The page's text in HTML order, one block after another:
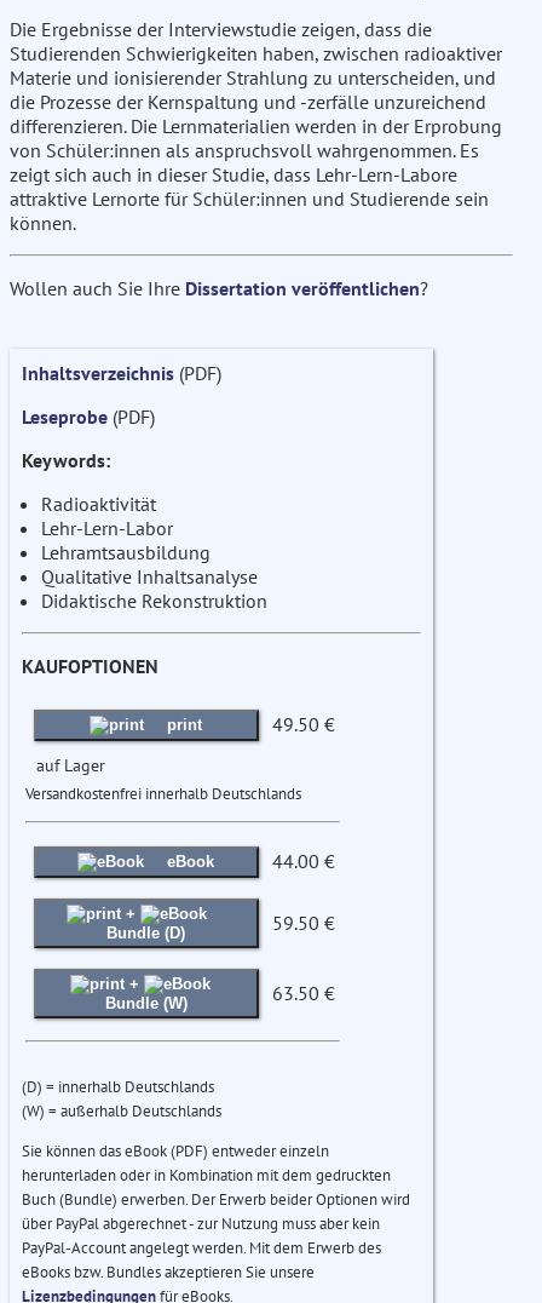
Die Ergebnisse der Interviewstudie zeigen, dass die
Studierenden Schwierigkeiten haben, zwischen radioaktiver
Materie und ionisierender Strahlung zu unterscheiden, und
die Prozesse der Kernspaltung und -zerfälle unzureichend
differenzieren. Die Lernmaterialien werden in der Erprobung
von Schüler:innen als anspruchsvoll wahrgenommen. Es
zeigt sich auch in dieser Studie, dass Lehr-Lern-Labore
attraktive Lernorte für Schüler:innen und Studierende sein
können.
Wollen auch Sie Ihre Dissertation veröffentlichen?
Inhaltsverzeichnis (PDF)
Leseprobe (PDF)
Keywords:
Radioaktivität
Lehr-Lern-Labor
Lehramtsausbildung
Qualitative Inhaltsanalyse
Didaktische Rekonstruktion
KAUFOPTIONEN
print 49.50 €
auf Lager
Versandkostenfrei innerhalb Deutschlands
eBook 44.00 €
+
Bundle (D)
59.50 €
+
Bundle (W)
63.50 €
(D) = innerhalb Deutschlands
(W) = außerhalb Deutschlands
Sie können das eBook (PDF) entweder einzeln
herunterladen oder in Kombination mit dem gedruckten
Buch (Bundle) erwerben. Der Erwerb beider Optionen wird
über PayPal abgerechnet - zur Nutzung muss aber kein
PayPal-Account angelegt werden. Mit dem Erwerb des
eBooks bzw. Bundles akzeptieren Sie unsere
Lizenzbedingungenfür eBooks.